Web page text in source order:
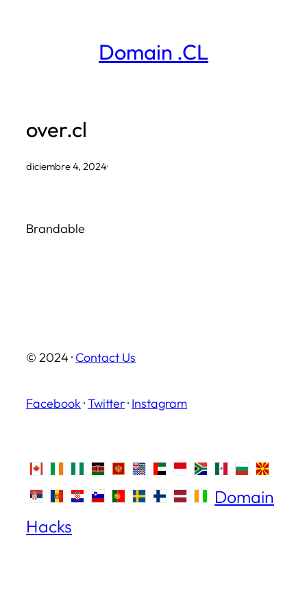
Domain .CL
over.cl
diciembre 4, 2024·
Brandable
© 2024 · Contact Us
Facebook ·Twitter· Instagram
Domain
Hacks